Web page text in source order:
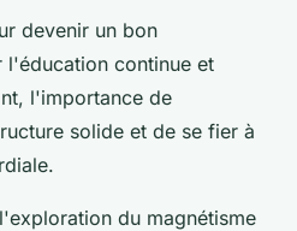
devenir un bon
l'éducation continue et
l'importance de
solide et de se fier à
du magnétisme